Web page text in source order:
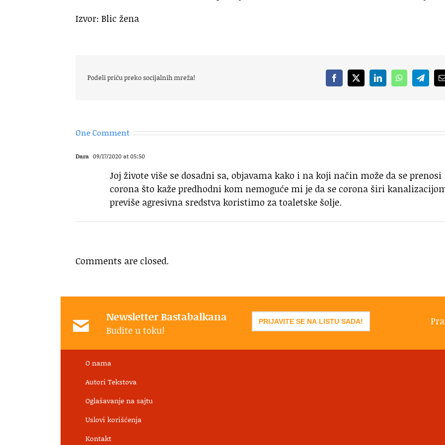
Izvor: Blic žena
Podeli priču preko socijalnih mreža! Facebook
X LinkedInWhatsApp
One Comment
Dara 09/17/2020 at 05:50
Joj živote više se dosadni sa, objavama kako i na koji način može da se prenosi
corona što kaže predhodni kom nemoguće mi je da se corona širi
previše agresivna sredstva koristimo za toaletske šolje.
Comments are closed.
Newsletter Bastabalkana
Budite u toku!
PRIJAVITE SE NA LISTU SADA!
O nama
Autori Tekstova
Oglašavanje na sajtu
Uslovi korišćenja
Kontakt